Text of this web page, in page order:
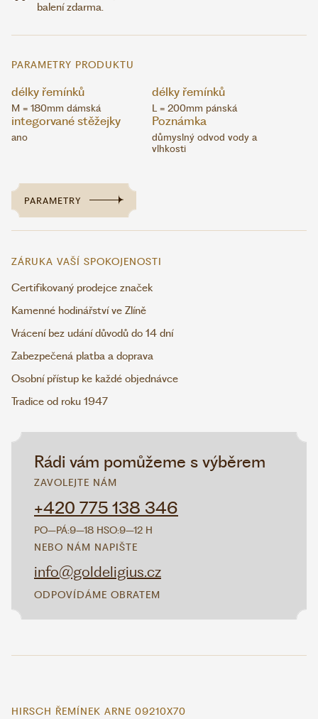
Rádi vám pomůžeme s výběrem
ZAVOLEJTE NÁM
+420 775 138 346
PO–PÁ:9–18 HSO:9–12 H
NEBO NÁM NAPIŠTE
info@goldeligius.cz
ODPOVÍDÁME OBRATEM
balení zdarma.
PARAMETRY PRODUKTU
délky řemínků
M = 180mm dámská
délky řemínků
L = 200mm pánská
integorvané stěžejky
ano
Poznámka
důmyslný odvod vody a
vlhkosti
PARAMETRY
ZÁRUKA VAŠÍ SPOKOJENOSTI
Certifikovaný prodejce značek
Kamenné hodinářství ve Zlíně
Vrácení bez udání důvodů do 14 dní
Zabezpečená platba a doprava
Osobní přístup ke každé objednávce
Tradice od roku 1947
HIRSCH ŘEMÍNEK ARNE 09210X70